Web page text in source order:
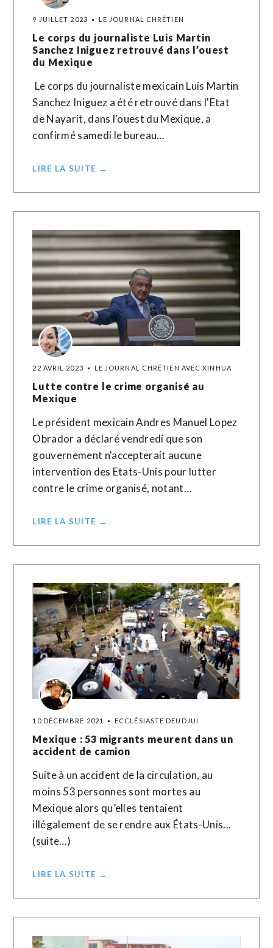
9 JUILLET 2023 LE JOURNAL CHRÉTIEN
Le corps du journaliste Luis Martin
Sanchez Iniguez retrouvé dans l’ouest
du Mexique
Le corps du journaliste mexicain Luis Martin
Sanchez Iniguez a été retrouvé dans l'Etat
de Nayarit, dans l'ouest du Mexique, a
confirmé samedi le bureau…
LIRE LA SUITE →
22 AVRIL 2023 LE JOURNAL CHRÉTIEN AVEC XINHUA
Lutte contre le crime organisé au
Mexique
Le président mexicain Andres Manuel Lopez
Obrador a déclaré vendredi que son
gouvernement n'accepterait aucune
intervention des Etats-Unis pour lutter
contre le crime organisé, notant…
LIRE LA SUITE →
10 DÉCEMBRE 2021 ECCLÉSIASTE DEUDJUI
Mexique : 53 migrants meurent dans un
accident de camion
Suite à un accident de la circulation, au
moins 53 personnes sont mortes au
Mexique alors qu’elles tentaient
illégalement de se rendre aux États-Unis...
(suite…)
LIRE LA SUITE →